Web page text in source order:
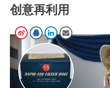
创意再利用